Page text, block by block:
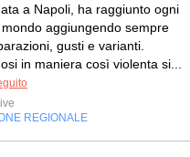
a Napoli, ha raggiunto ogni
aggiungendo sempre
gusti e varianti.
in maniera così violenta si...
REGIONALE